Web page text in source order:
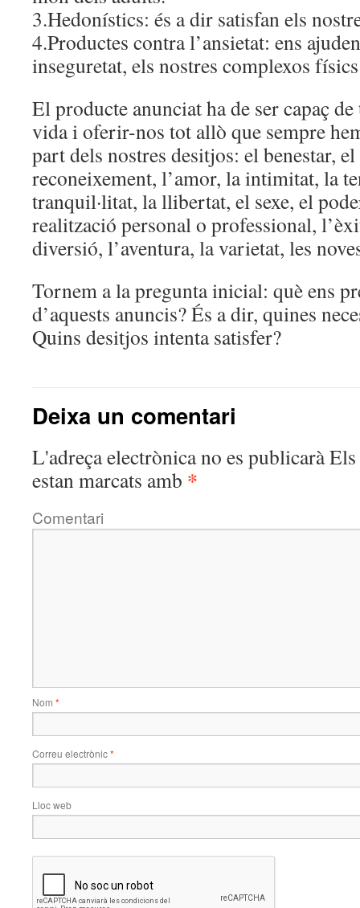
3.Hedonístics: és a dir satisfan els
4.Productes contra l’ansietat: ens
inseguretat, els nostres complexos
El producte anunciat ha de ser capaç
vida i oferir-nos tot allò que sempre
part dels nostres desitjos: el benestar,
reconeixement, l’amor, la intimitat, la
tranquil·litat, la llibertat, el sexe, el
realització personal o professional,
diversió, l’aventura, la varietat, les
Tornem a la pregunta inicial: què ens
d’aquests anuncis? És a dir, quines
Quins desitjos intenta satisfer?
Deixa un comentari
L'adreça electrònica no es publicaràEls
estan marcats amb *
Comentari
Nom *
Correu electrònic*
Lloc web